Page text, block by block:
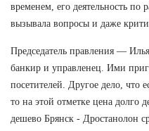
временем, его деятельность по
вызывала вопросы и даже
Председатель правления —
банкир и управленец. Ими
посетителей. Другое дело, что
то на этой отметке цена долго
дешево Брянск - Дростанолон